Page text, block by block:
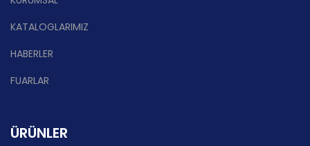
KATALOGLARIMIZ
HABERLER
FUARLAR
ÜRÜNLER